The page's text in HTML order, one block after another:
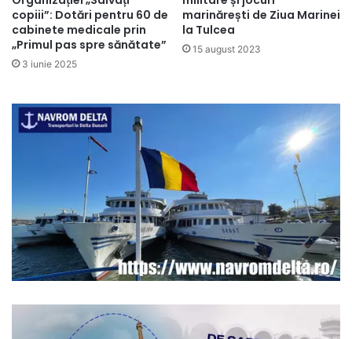
copiii”: Dotări pentru 60 de
cabinete medicale prin
„Primul pas spre sănătate”
3 iunie 2025
marinărești de Ziua Marinei
la Tulcea
15 august 2023